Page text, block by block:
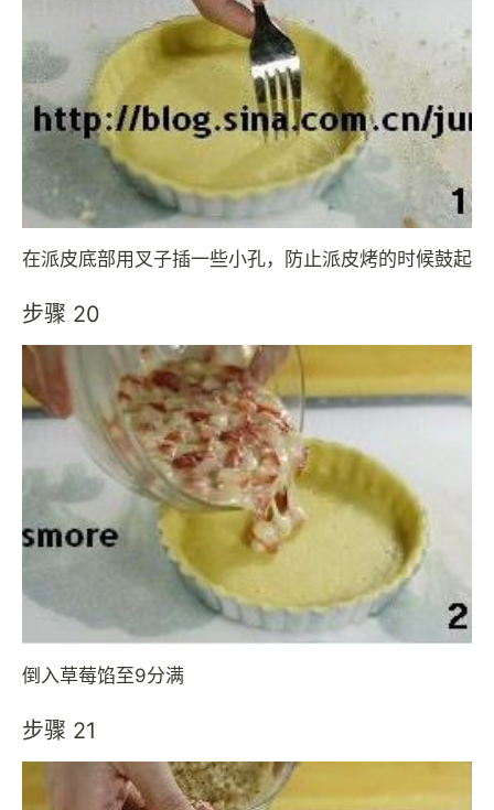
在派皮底部用叉子插一些小孔，防止派皮烤的时候鼓起
步骤 20
倒入草莓馅至9分满
步骤 21